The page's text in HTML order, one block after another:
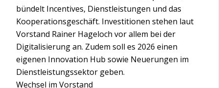
bündelt Incentives, Dienstleistungen und das
Kooperationsgeschäft. Investitionen stehen laut
Vorstand Rainer Hageloch vor allem bei der
Digitalisierung an. Zudem soll es 2026 einen
eigenen Innovation Hub sowie Neuerungen im
Dienstleistungssektor geben.
Wechsel im Vorstand